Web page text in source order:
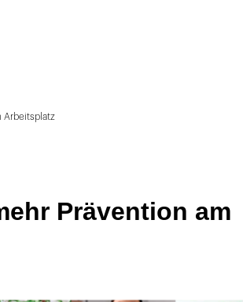
Arbeitsplatz
Prävention am